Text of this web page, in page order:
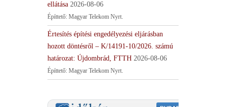
ellátása 2026-08-06
Építtető: Magyar Telekom Nyrt.
Értesítés építési engedélyezési eljárásban
hozott döntésről – K/14191-10/2026. számú
határozat: Újdombrád, FTTH 2026-08-06
Építtető: Magyar Telekom Nyrt.